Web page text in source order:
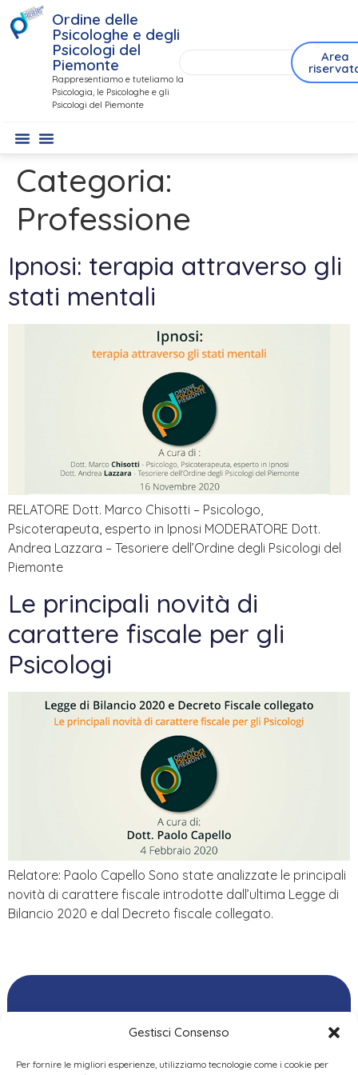
Gestisci Consenso
Per fornire le migliori esperienze, utilizziamo tecnologie come i cookie per
contenutoOrdine delle
Psicologhe e degli
Psicologi del
Piemonte
Rappresentiamo e tuteliamo la
Psicologia, le Psicologhe e gli
Psicologi del Piemonte
Area
Categoria:
Professione
Ipnosi: terapia attraverso gli
stati mentali
RELATORE Dott. Marco Chisotti – Psicologo,
Psicoterapeuta, esperto in Ipnosi MODERATORE Dott.
Andrea Lazzara – Tesoriere dell’Ordine degli Psicologi del
Piemonte
Le principali novità di
carattere fiscale per gli
Psicologi
Relatore: Paolo Capello Sono state analizzate le principali
novità di carattere fiscale introdotte dall’ultima Legge di
Bilancio 2020 e dal Decreto fiscale collegato.